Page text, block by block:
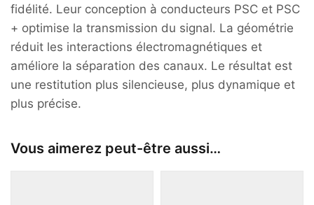
fidélité. Leur conception à conducteurs PSC et PSC
+ optimise la transmission du signal. La géométrie
réduit les interactions électromagnétiques et
améliore la séparation des canaux. Le résultat est
une restitution plus silencieuse, plus dynamique et
plus précise.
Vous aimerez peut-être aussi…